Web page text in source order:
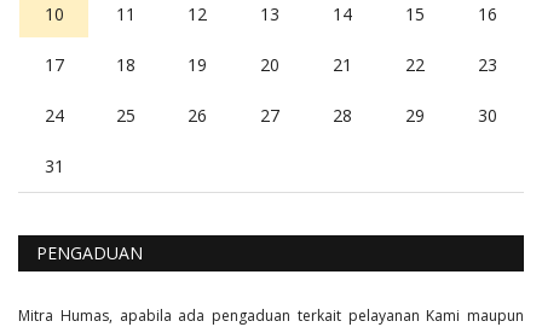
10 11 12 13 14 15 16
17 18 19 20 21 22 23
24 25 26 27 28 29 30
31
PENGADUAN
Mitra Humas, apabila ada pengaduan terkait pelayanan Kami maupun